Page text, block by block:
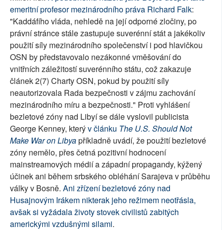
emeritní profesor mezinárodního práva Richard Falk:
"Kaddáfího vláda, nehledě na její odporné zločiny, po
právní stránce stále zastupuje suverénní stát a jakékoliv
použití síly mezinárodního společenství i pod hlavičkou
OSN by představovalo nezákonné vměšování do
vnitřních záležitostí suverénního státu, což zakazuje
článek 2(7) Charty OSN, pokud by použití síly
neautorizovala Rada bezpečnosti v zájmu zachování
mezinárodního míru a bezpečnosti." Proti vyhlášení
bezletové zóny nad Libyí se dále vyslovil publicista
George Kenney, kterýv článku The U.S. Should Not
Make War on Libyapříkladně uvádí, že použití bezletové
zóny nemělo, přes četná pozitivní hodnocení
mainstreamových médií a západní propagandy, kýžený
účinek ani během srbského obléhání Sarajeva v průběhu
války v Bosně. Ani zřízení bezletové zóny nad
Husajnovým Irákem nikterak jeho režimem neotřásla,
avšak si vyžádala životy stovek civilistů zabitých
americkými vzdušnými silami.